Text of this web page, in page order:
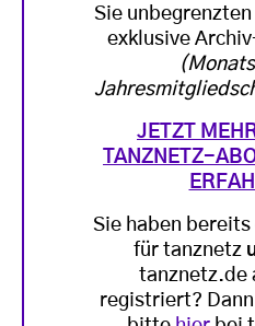
Sie
exklusive
JETZT
TANZNETZ-
Sie haben
für tanznetz
tanznetz.de
registriert?